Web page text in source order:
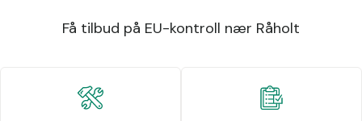
Få tilbud på EU-kontroll nær Råholt